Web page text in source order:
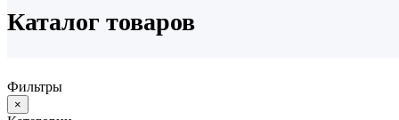
Каталог товаров
Фильтры
×